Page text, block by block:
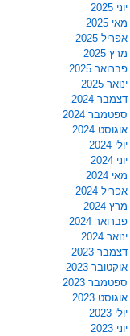
יוני 2025
מאי 2025
אפריל 2025
מרץ 2025
פברואר 2025
ינואר 2025
דצמבר 2024
ספטמבר 2024
אוגוסט 2024
יולי 2024
יוני 2024
מאי 2024
אפריל 2024
מרץ 2024
פברואר 2024
ינואר 2024
דצמבר 2023
אוקטובר 2023
ספטמבר 2023
אוגוסט 2023
יולי 2023
יוני 2023